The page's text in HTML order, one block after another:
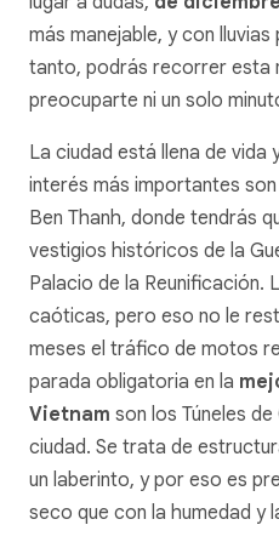
más manejable, y con
tanto, podrás recorrer esta
preocuparte ni un solo
La ciudad está llena de vida
interés más importantes
Ben Thanh, donde tendrás
vestigios históricos de la
Palacio de la Reunificación.
caóticas, pero eso no le
meses el tráfico de motos
parada obligatoria en la
Vietnam son los Túneles
ciudad. Se trata de
un laberinto, y por eso es
seco que con la humedad y